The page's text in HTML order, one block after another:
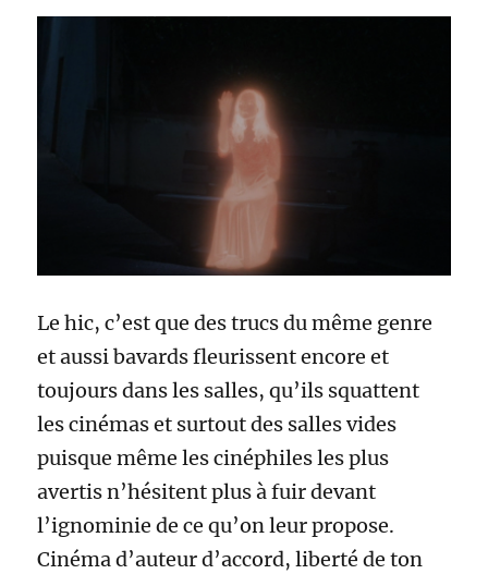
Le hic, c’est que des trucs du même genre
et aussi bavards fleurissent encore et
toujours dans les salles, qu’ils squattent
les cinémas et surtout des salles vides
puisque même les cinéphiles les plus
avertis n’hésitent plus à fuir devant
l’ignominie de ce qu’on leur propose.
Cinéma d’auteur d’accord, liberté de ton